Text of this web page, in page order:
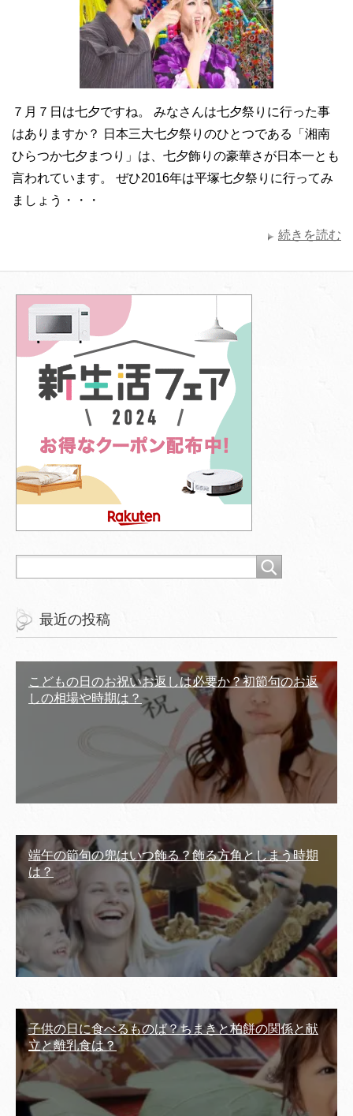
７月７日は七夕ですね。 みなさんは七夕祭りに行った事
はありますか？ 日本三大七夕祭りのひとつである「湘南
ひらつか七夕まつり」は、七夕飾りの豪華さが日本一とも
言われています。 ぜひ2016年は平塚七夕祭りに行ってみ
ましょう・・・
続きを読む
最近の投稿
こどもの日のお祝いお返しは必要か？初節句のお返
しの相場や時期は？
端午の節句の兜はいつ飾る？飾る方角としまう時期
は？
子供の日に食べるものば？ちまきと柏餅の関係と献
立と離乳食は？